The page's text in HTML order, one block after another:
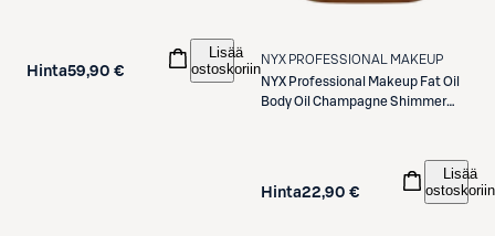
Hinta59,90 €
Lisää
ostoskoriin
NYX PROFESSIONAL MAKEUP
NYX Professional Makeup Fat Oil
Body Oil Champagne Shimmer
Hinta22,90 €
Lisää
ostoskoriin